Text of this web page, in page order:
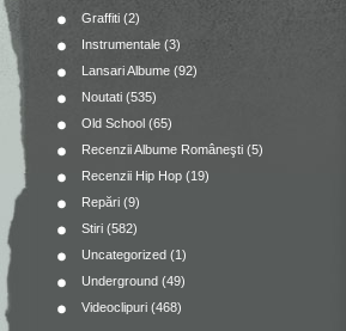
Graffiti (2)
Instrumentale (3)
Lansari Albume (92)
Noutati (535)
Old School (65)
Recenzii Albume Româneşti (5)
Recenzii Hip Hop (19)
Repări (9)
Stiri (582)
Uncategorized (1)
Underground (49)
Videoclipuri (468)